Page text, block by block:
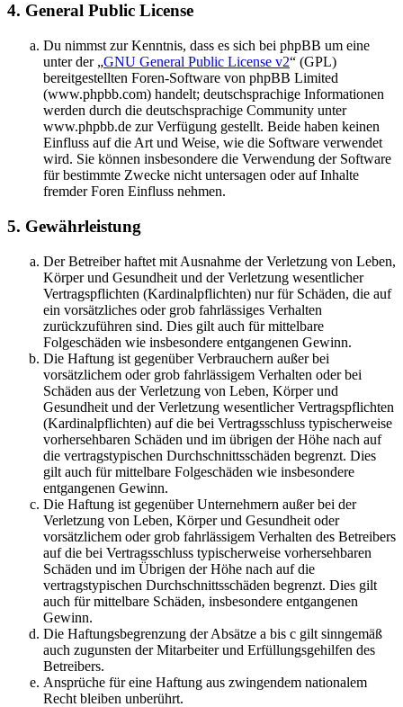
4. General Public License
Du nimmst zur Kenntnis, dass es sich bei phpBB um eine
unter der „GNU General Public License v2“ (GPL)
bereitgestellten Foren-Software von phpBB Limited
(www.phpbb.com) handelt; deutschsprachige Informationen
werden durch die deutschsprachige Community unter
www.phpbb.de zur Verfügung gestellt. Beide haben keinen
Einfluss auf die Art und Weise, wie die Software verwendet
wird. Sie können insbesondere die Verwendung der Software
für bestimmte Zwecke nicht untersagen oder auf Inhalte
fremder Foren Einfluss nehmen.
5. Gewährleistung
Der Betreiber haftet mit Ausnahme der Verletzung von Leben,
Körper und Gesundheit und der Verletzung wesentlicher
Vertragspflichten (Kardinalpflichten) nur für Schäden, die auf
ein vorsätzliches oder grob fahrlässiges Verhalten
zurückzuführen sind. Dies gilt auch für mittelbare
Folgeschäden wie insbesondere entgangenen Gewinn.
Die Haftung ist gegenüber Verbrauchern außer bei
vorsätzlichem oder grob fahrlässigem Verhalten oder bei
Schäden aus der Verletzung von Leben, Körper und
Gesundheit und der Verletzung wesentlicher Vertragspflichten
(Kardinalpflichten) auf die bei Vertragsschluss typischerweise
vorhersehbaren Schäden und im übrigen der Höhe nach auf
die vertragstypischen Durchschnittsschäden begrenzt. Dies
gilt auch für mittelbare Folgeschäden wie insbesondere
entgangenen Gewinn.
Die Haftung ist gegenüber Unternehmern außer bei der
Verletzung von Leben, Körper und Gesundheit oder
vorsätzlichem oder grob fahrlässigem Verhalten des Betreibers
auf die bei Vertragsschluss typischerweise vorhersehbaren
Schäden und im Übrigen der Höhe nach auf die
vertragstypischen Durchschnittsschäden begrenzt. Dies gilt
auch für mittelbare Schäden, insbesondere entgangenen
Gewinn.
Die Haftungsbegrenzung der Absätze a bis c gilt sinngemäß
auch zugunsten der Mitarbeiter und Erfüllungsgehilfen des
Betreibers.
Ansprüche für eine Haftung aus zwingendem nationalem
Recht bleiben unberührt.